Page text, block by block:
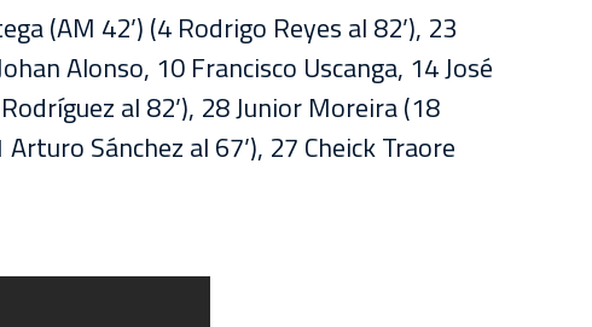
(AM 42’) (4 Rodrigo Reyes al 82’), 23
Alonso, 10 Francisco Uscanga, 14 José
al 82’), 28 Junior Moreira (18
Sánchez al 67’), 27 Cheick Traore